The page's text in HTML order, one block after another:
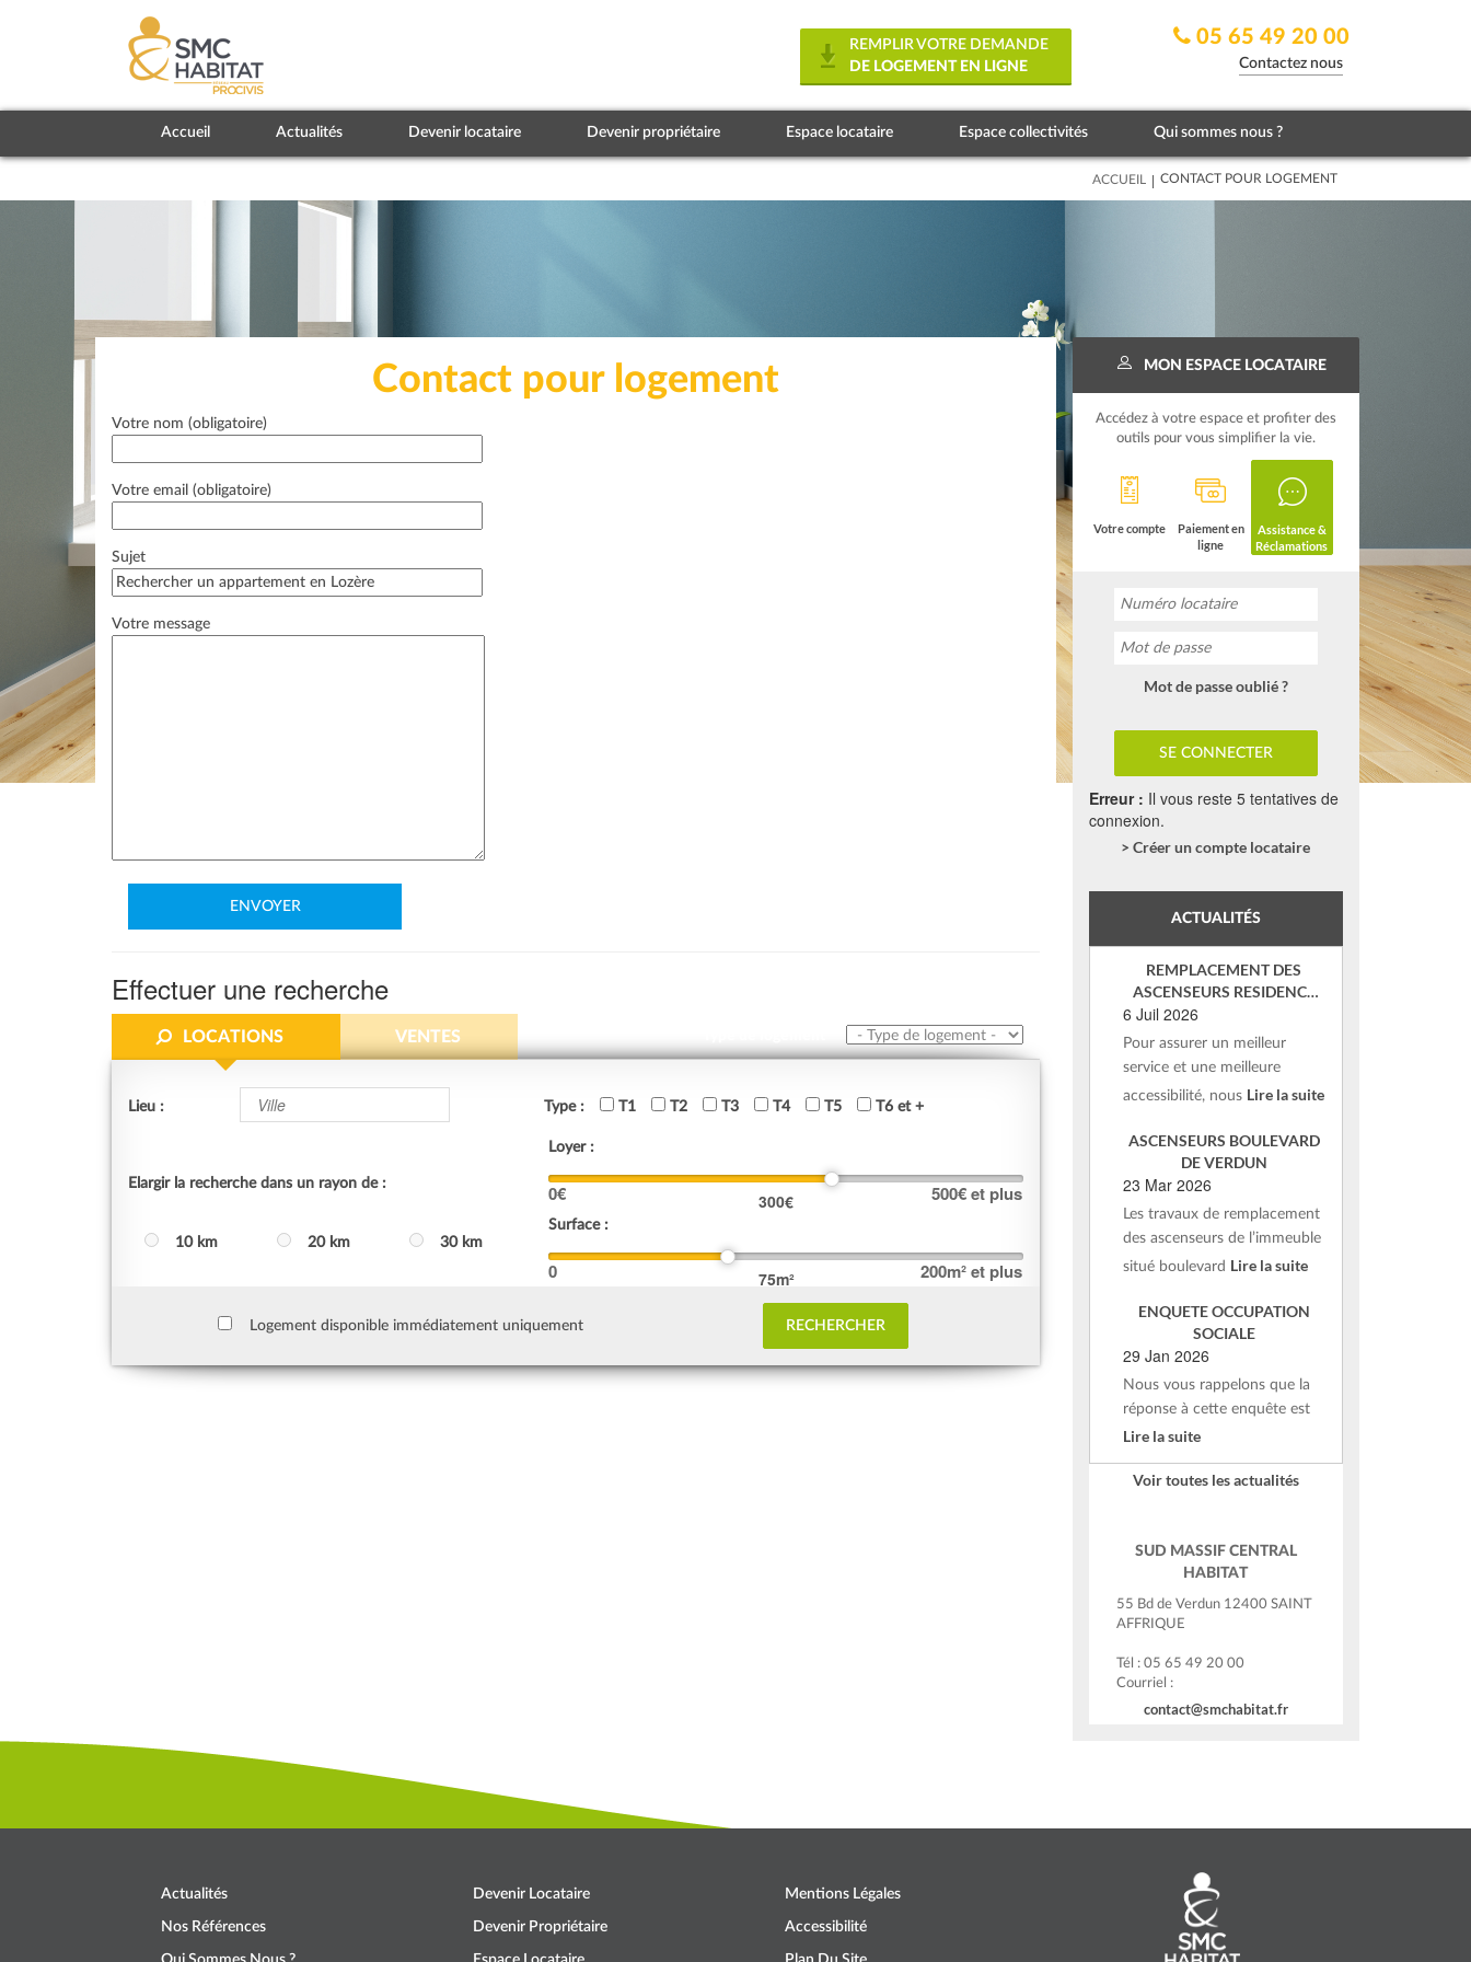
REMPLIR VOTRE DEMANDE
DE LOGEMENT EN LIGNE
05 65 49 20 00
Contactez nous
Accueil Actualités Devenir locataire Devenir propriétaire Espace locataire Espace collectivités Qui sommes nous ?
ACCUEIL | CONTACT POUR LOGEMENT
Contact pour logement
Votre nom (obligatoire)
Votre email (obligatoire)
Sujet
Votre message
Effectuer une recherche
LOCATIONS VENTES
Lieu : Type : T1 T2 T3 T4 T5 T6 et +
Loyer :
0€ 300€ 500€ et plus
Surface :
0 75m² 200m² et plus
Elargir la recherche dans un rayon de :
10 km 20 km 30 km
Logement disponible immédiatement uniquement
MON ESPACE LOCATAIRE
Accédez à votre espace et profiter des
outils pour vous simplifier la vie.
Votre compte
Paiement en
ligne
Assistance &
Réclamations
Mot de passe oublié ?
Erreur : Il vous reste 5 tentatives de
connexion.
> Créer un compte locataire
ACTUALITÉS
REMPLACEMENT DES
ASCENSEURS RESIDENCE
DE VERDUN – ST AFFRIQUE
6 Juil 2026
Pour assurer un meilleur
service et une meilleure
accessibilité, nous Lire la suite
ASCENSEURS BOULEVARD
DE VERDUN
23 Mar 2026
Les travaux de remplacement
des ascenseurs de l’immeuble
situé boulevard Lire la suite
ENQUETE OCCUPATION
SOCIALE
29 Jan 2026
Nous vous rappelons que la
réponse à cette enquête est
Lire la suite
Voir toutes les actualités
SUD MASSIF CENTRAL
HABITAT
55 Bd de Verdun 12400 SAINT
AFFRIQUE
Tél : 05 65 49 20 00
Courriel :
contact@smchabitat.fr
Actualités
Nos Références
Devenir Locataire
Devenir Propriétaire
Mentions Légales
Accessibilité